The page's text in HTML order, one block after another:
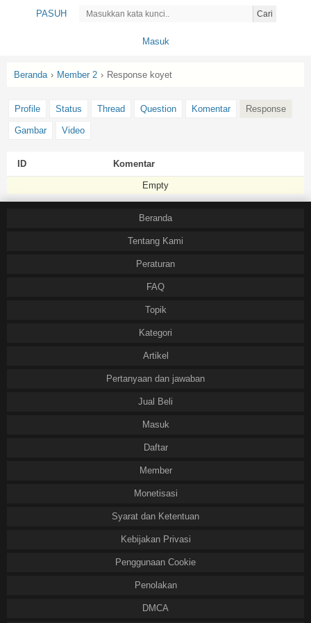
PASUH Cari
Masuk
Beranda › Member 2 › Response koyet
Profile Status Thread Question Komentar Response
Gambar Video
ID Komentar
Empty
Beranda
Tentang Kami
Peraturan
FAQ
Topik
Kategori
Artikel
Pertanyaan dan jawaban
Jual Beli
Masuk
Daftar
Member
Monetisasi
Syarat dan Ketentuan
Kebijakan Privasi
Penggunaan Cookie
Penolakan
DMCA